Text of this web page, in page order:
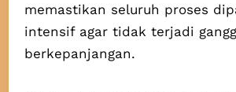
memastikan seluruh proses
intensif agar tidak terjadi
berkepanjangan.